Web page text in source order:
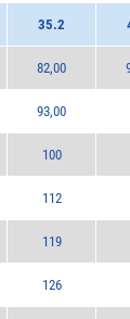
35.2
82,00
93,00
100
112
119
126